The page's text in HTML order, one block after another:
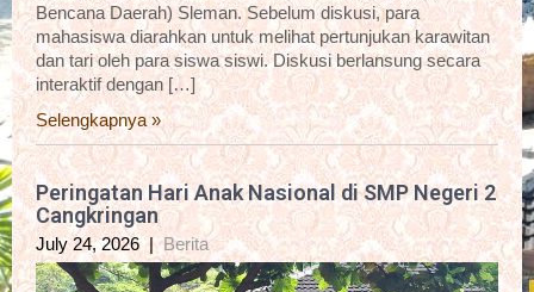
Bencana Daerah) Sleman. Sebelum diskusi, para
mahasiswa diarahkan untuk melihat pertunjukan karawitan
dan tari oleh para siswa siswi. Diskusi berlansung secara
interaktif dengan […]
Selengkapnya »
Peringatan Hari Anak Nasional di SMP Negeri 2
Cangkringan
July 24, 2026 |Berita